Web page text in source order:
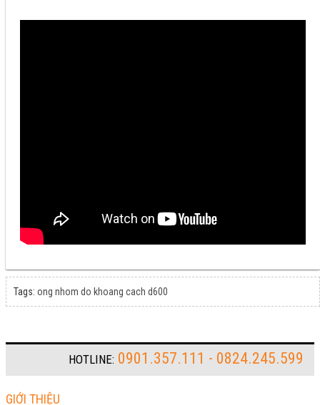
Tags: ong nhom do khoang cach d600
HOTLINE: 0901.357.111 - 0824.245.599
GIỚI THIỆU